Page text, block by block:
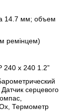
14.7 мм; объем
ремінцем)
240 x 240 1.2”
Датчик серцевого
Термометр